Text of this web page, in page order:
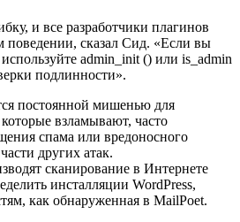
и все разработчики плагинов
сказал Сид. «Если вы
admin_init () или is_admin
подлинности».
постоянной мишенью для
взламывают, часто
спама или вредоносного
других атак.
сканирование в Интернете
инсталляции WordPress,
как обнаруженная в MailPoet.